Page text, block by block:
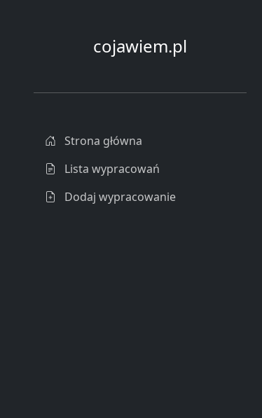
cojawiem.pl
Strona główna
Lista wypracowań
Dodaj wypracowanie